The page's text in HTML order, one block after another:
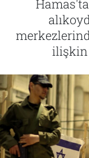
ilişkin
Tarih
İletişim
Künye